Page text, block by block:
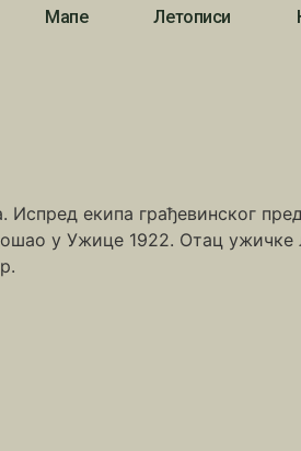
Мапе Летописи
екипа грађевинског
у Ужице 1922. Отац